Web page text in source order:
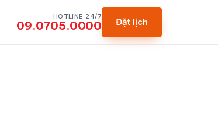
HOTLINE 24/7
09.0705.0000 Đặt lịch